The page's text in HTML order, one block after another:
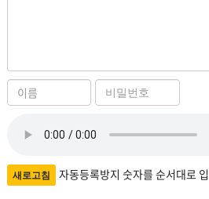
이
름
비
밀
번
호
수
등새로고침 자동등록방지 숫자를 순서대로